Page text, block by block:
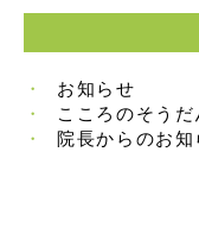
お知らせ
こころのそうだ
院長からのお知